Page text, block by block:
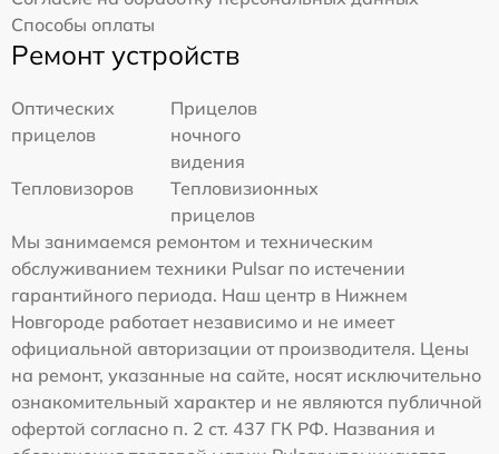
Способы оплаты
Ремонт устройств
Оптических
прицелов
Прицелов
ночного
видения
Тепловизоров
Тепловизионных
прицелов
Мы занимаемся ремонтом и техническим
обслуживанием техники Pulsar по истечении
гарантийного периода. Наш центр в Нижнем
Новгороде работает независимо и не имеет
официальной авторизации от производителя. Цены
на ремонт, указанные на сайте, носят исключительно
ознакомительный характер и не являются публичной
офертой согласно п. 2 ст. 437 ГК РФ. Названия и